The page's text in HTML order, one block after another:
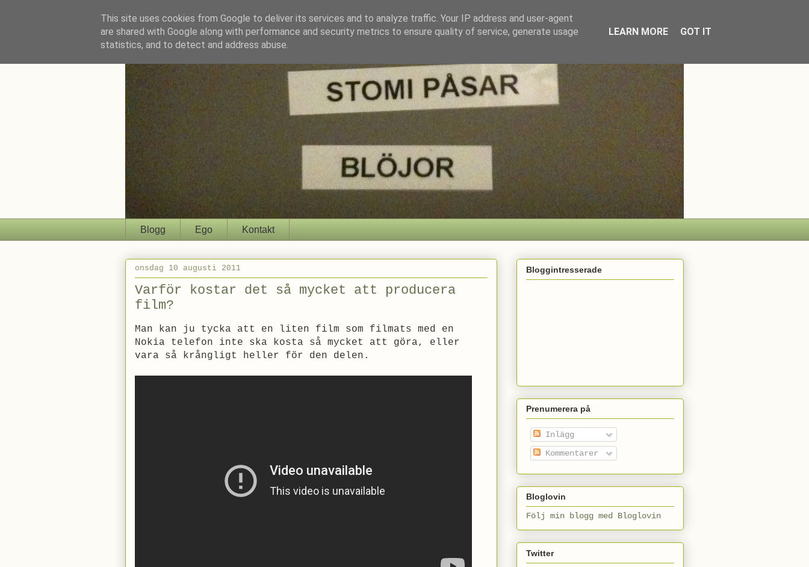
Blogg Ego Kontakt
onsdag 10 augusti 2011
Varför kostar det så mycket att producera
film?
Man kan ju tycka att en liten film som filmats med en
Nokia telefon inte ska kosta så mycket att göra, eller
vara så krångligt heller för den delen.
Bloggintresserade
Prenumerera på
Inlägg
Kommentarer
Bloglovin
Följ min blogg med Bloglovin
Twitter
This site uses cookies from Google to deliver its services and to analyze traffic. Your IP address and user-agent
are shared with Google along with performance and security metrics to ensure quality of service, generate usage
statistics, and to detect and address abuse.
LEARN MORE GOT IT